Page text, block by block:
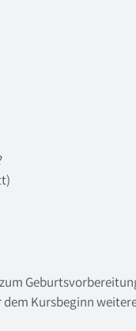
zum
Kursbeginn